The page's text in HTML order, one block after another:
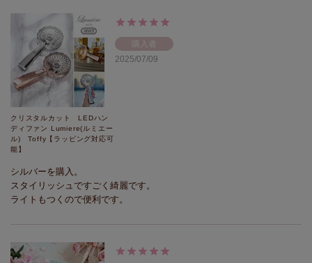
クリスタルカット LEDハン
ディファン Lumiere(ルミエー
ル) Toffy【ラッピング対応可
能】
購入者
2025/07/09
シルバーを購入。
スタイリッシュですごく綺麗です。
ライトもつくので便利です。